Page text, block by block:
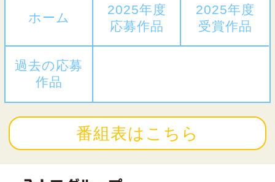
ホーム
2025年度
応募作品
2025年度
受賞作品
過去の応募
作品
番組表はこちら